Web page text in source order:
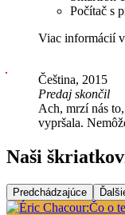
Počítač s
Viac informácií v
Čeština, 2015
Predaj skončil
Ach, mrzí nás
vypršala.
Naši
Predchádzajúce